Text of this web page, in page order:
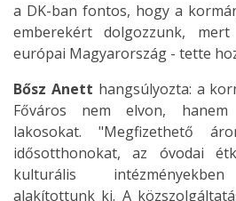
a DK-ban fontos, hogy a
emberekért dolgozzunk,
európai Magyarország - tette
Bősz Anett hangsúlyozta: a
Főváros nem elvon,
lakosokat. "Megfizethető
idősotthonokat, az óvodai
kulturális intézményekben
alakítottunk ki. A